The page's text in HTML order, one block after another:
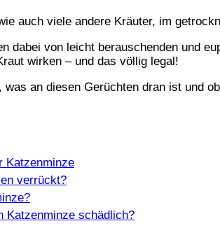
auch viele andere Kräuter, im
dabei von leicht berauschenden und
wirken – und das völlig legal!
an diesen Gerüchten dran ist und
Katzenminze
verrückt?
Katzenminze schädlich?